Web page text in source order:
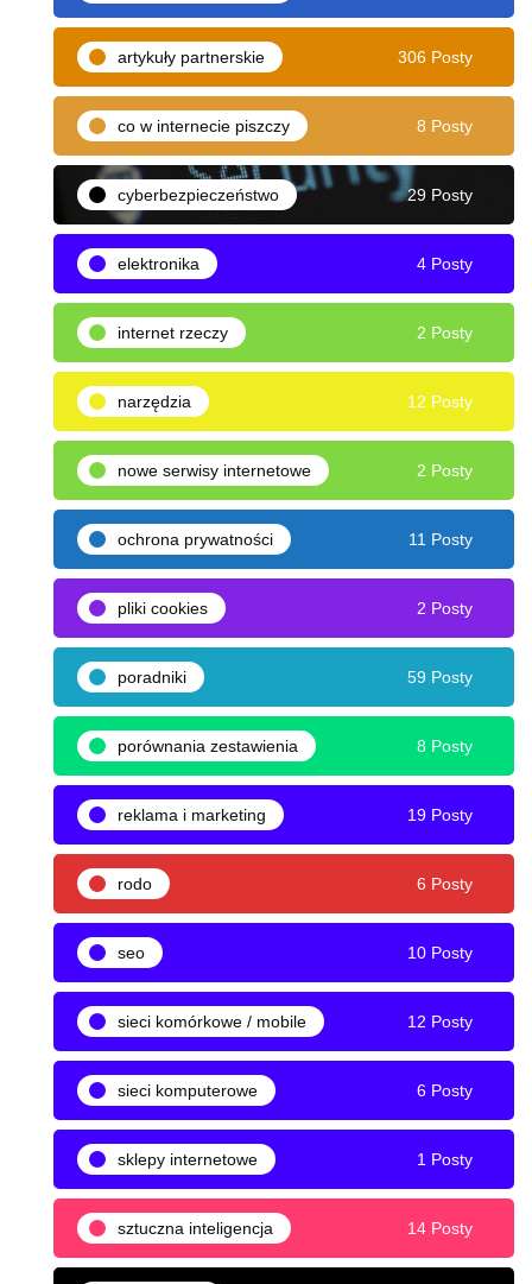
artykuły partnerskie 306 Posty
co w internecie piszczy 8 Posty
cyberbezpieczeństwo 29 Posty
elektronika 4 Posty
internet rzeczy 2 Posty
narzędzia 12 Posty
nowe serwisy internetowe 2 Posty
ochrona prywatności 11 Posty
pliki cookies 2 Posty
poradniki 59 Posty
porównania zestawienia 8 Posty
reklama i marketing 19 Posty
rodo 6 Posty
seo 10 Posty
sieci komórkowe / mobile 12 Posty
sieci komputerowe 6 Posty
sklepy internetowe 1 Posty
sztuczna inteligencja 14 Posty